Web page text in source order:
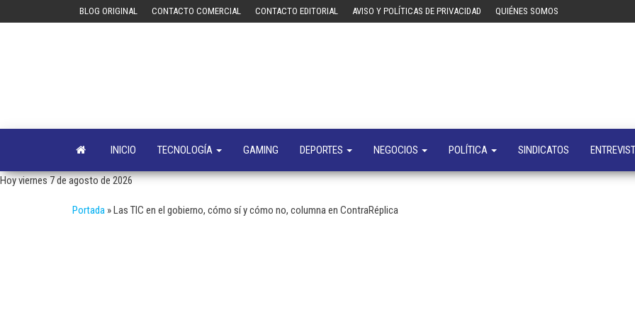
BLOG ORIGINAL CONTACTO COMERCIAL CONTACTO EDITORIAL AVISO Y POLÍTICAS DE PRIVACIDAD QUIÉNES SOMOS
negocios
INICIO TECNOLOGÍA GAMING DEPORTES NEGOCIOS POLÍTICA SINDICATOS
Hoy viernes 7 de agosto de 2026
Portada »Las TIC en el gobierno, cómo sí y cómo no, columna en ContraRéplica